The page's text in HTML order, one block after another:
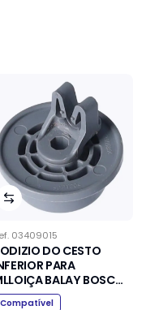
03409015
DO CESTO
PARA
BALAY BOSCH
Compatível